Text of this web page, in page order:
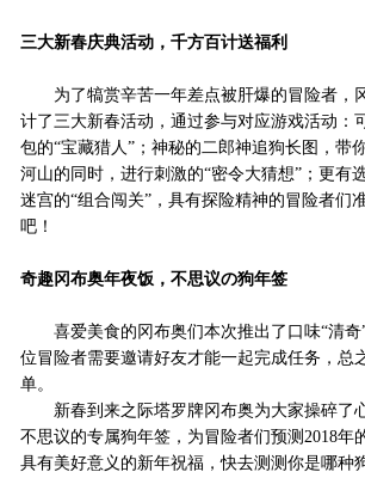
三大新春庆典活动，千方百计送福利
为了犒赏辛苦一年差点被肝爆的冒险者，
计了三大新春活动，通过参与对应游戏活动：
包的“宝藏猎人”；神秘的二郎神追狗长图，带
河山的同时，进行刺激的“密令大猜想”；更有
迷宫的“组合闯关”，具有探险精神的冒险者们
吧！
奇趣冈布奥年夜饭，不思议の狗年签
喜爱美食的冈布奥们本次推出了口味“清
位冒险者需要邀请好友才能一起完成任务，总
单。
新春到来之际塔罗牌冈布奥为大家操碎了
不思议的专属狗年签，为冒险者们预测2018年
具有美好意义的新年祝福，快去测测你是哪种